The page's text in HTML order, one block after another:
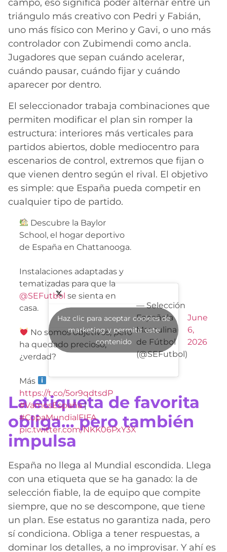
campo, eso significa poder alternar entre un
triángulo más creativo con Pedri y Fabián,
uno más físico con Merino y Gavi, o uno más
controlador con Zubimendi como ancla.
Jugadores que sepan cuándo acelerar,
cuándo pausar, cuándo fijar y cuándo
aparecer por dentro.
El seleccionador trabaja combinaciones que
permiten modificar el plan sin romper la
estructura: interiores más verticales para
partidos abiertos, doble mediocentro para
escenarios de control, extremos que fijan o
que vienen dentro según el rival. El objetivo
es simple: que España pueda competir en
cualquier tipo de partido.
Descubre la Baylor
School, el hogar deportivo
de España en Chattanooga.
Instalaciones adaptadas y
tematizadas para que la
@SEFutbol se sienta en
casa.
No somos objetivos, pero
ha quedado precioso,
¿verdad?
Más
https://t.co/5or9qdtsdP
#VamosEspaña|
#CopaMundialFIFA
pic.twitter.com/NKK06PxY3X
— Selección
Española
Masculina
de Fútbol
(@SEFutbol)
June
6,
2026
Haz clic para aceptar cookies de
marketing y permitir este
contenido
La etiqueta de favorita
obliga… pero también
impulsa
España no llega al Mundial escondida. Llega
con una etiqueta que se ha ganado: la de
selección fiable, la de equipo que compite
siempre, que no se descompone, que tiene
un plan. Ese estatus no garantiza nada, pero
sí condiciona. Obliga a tener respuestas, a
dominar los detalles, a no improvisar. Y ahí es